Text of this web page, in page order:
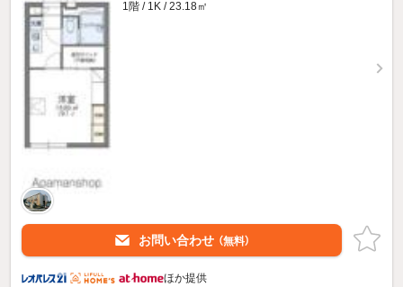
1階 / 1K / 23.18㎡
お問い合わせ （無料）
ほか提供